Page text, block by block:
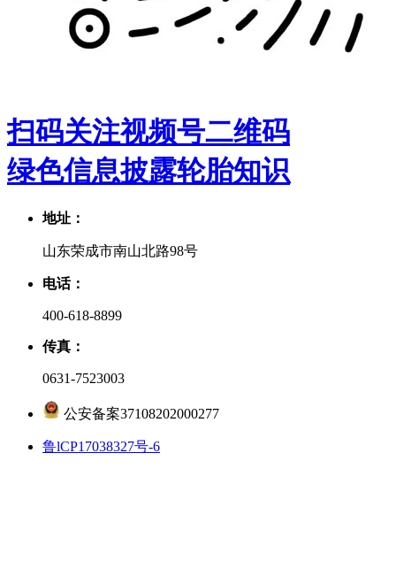
扫码关注视频号二维码
绿色信息披露轮胎知识
地址：
山东荣成市南山北路98号
电话：
400-618-8899
传真：
0631-7523003
公安备案37108202000277
鲁lCP17038327号-6